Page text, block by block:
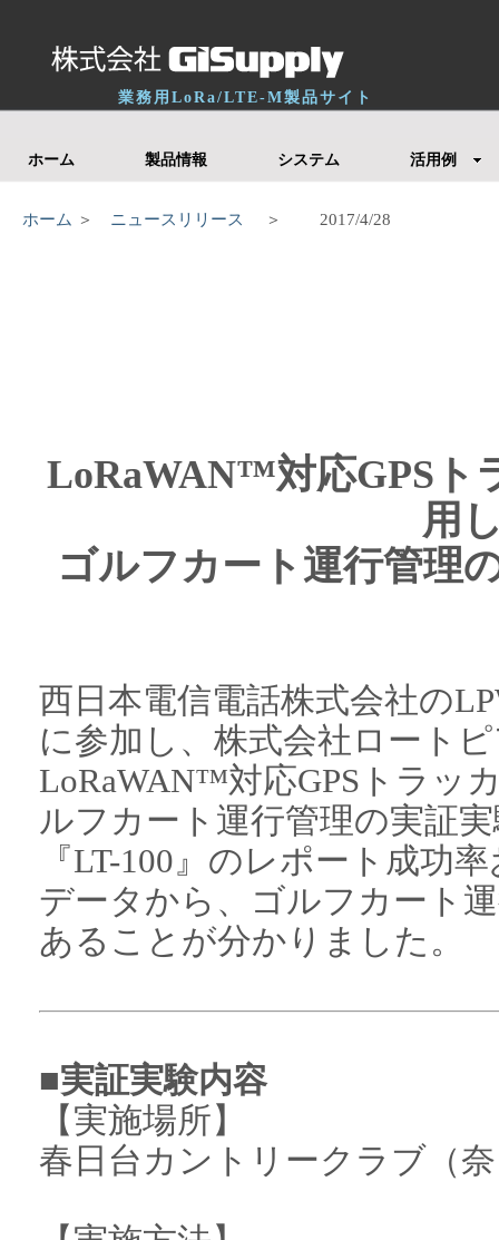
業務用LoRa/LTE-M製品サイト
ホーム 製品情報 システム 活用例
ホーム ＞ ニュースリリース ＞ 2017/4/28
LoRaWAN™対応GPSト
用
ゴルフカート運行管理
西日本電信電話株式会社の
に参加し、株式会社ロート
LoRaWAN™対応GPSトラッ
ルフカート運行管理の実証
『LT-100』のレポート成功
データから、ゴルフカート
あることが分かりました。
■実証実験内容
【実施場所】
春日台カントリークラブ（